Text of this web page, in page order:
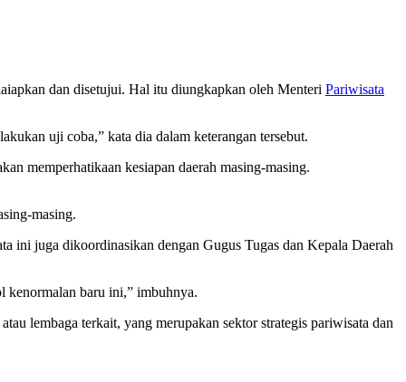
dan disetujui. Hal itu diungkapkan oleh Menteri Pariwisata
uji coba,” kata dia dalam keterangan tersebut.
memperhatikaan kesiapan daerah masing-masing.
masing.
ini juga dikoordinasikan dengan Gugus Tugas dan Kepala Daerah
kenormalan baru ini,” imbuhnya.
lembaga terkait, yang merupakan sektor strategis pariwisata dan